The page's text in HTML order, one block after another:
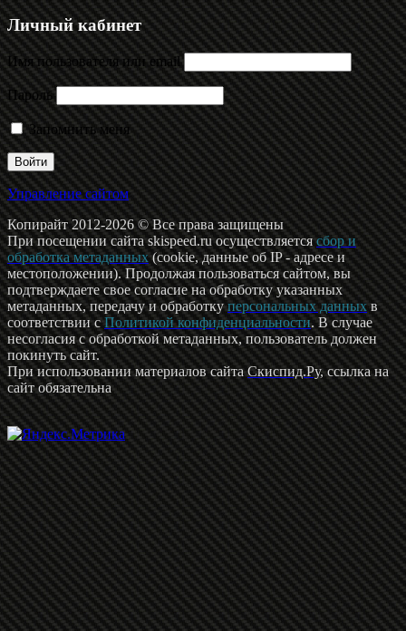
Личный кабинет
Имя пользователя или email
Пароль
Запомнить меня
Управление сайтом
Копирайт 2012-2026 © Все права защищены
При посещении сайта skispeed.ru осуществляетсясбор и
обработка метаданных(cookie, данные об IP - адресе и
местоположении). Продолжая пользоваться сайтом, вы
подтверждаете свое согласие на обработку указанных
метаданных, передачу и обработкуперсональных данныхв
соответствии сПолитикой конфиденциальности. В случае
несогласия с обработкой метаданных, пользователь должен
покинуть сайт.
При использовании материалов сайтаСкиспид.Ру, ссылка на
сайт обязательна